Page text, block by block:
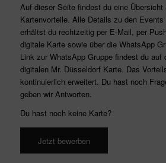
Auf dieser Seite findest du eine Übersicht
Kartenvorteile. Alle Details zu den Events
erhältst du rechtzeitig per E-Mail, per
digitale Karte sowie über die WhatsApp
Link zur WhatsApp Gruppe findest du auf
digitalen Mr. Düsseldorf Karte. Das
kontinuierlich erweitert. Du hast noch
geben wir Antworten.
Du hast noch keine Karte?
Jetzt bewerben